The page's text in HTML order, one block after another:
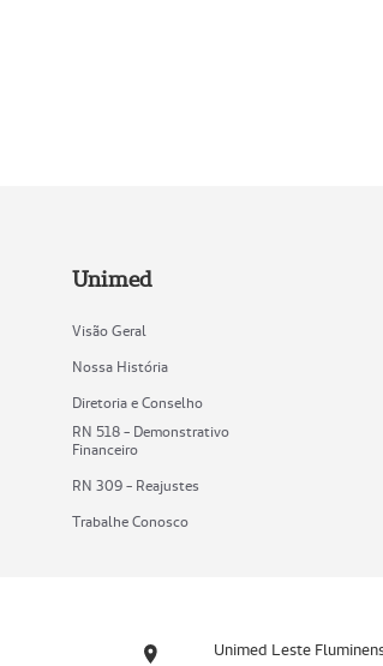
Unimed
Visão Geral
Nossa História
Diretoria e Conselho
RN 518 - Demonstrativo
Financeiro
RN 309 - Reajustes
Trabalhe Conosco
Unimed Leste